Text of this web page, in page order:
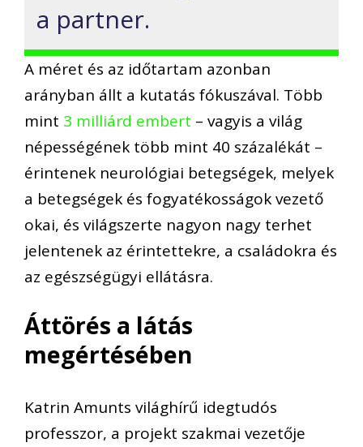
a partner.
A méret és az időtartam azonban
arányban állt a kutatás fókuszával. Több
mint 3 milliárd embert – vagyis a világ
népességének több mint 40 százalékát –
érintenek neurológiai betegségek, melyek
a betegségek és fogyatékosságok vezető
okai, és világszerte nagyon nagy terhet
jelentenek az érintettekre, a családokra és
az egészségügyi ellátásra.
Áttörés a látás
megértésében
Katrin Amunts világhírű idegtudós
professzor, a projekt szakmai vezetője